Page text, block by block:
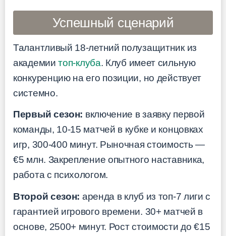
Успешный сценарий
Талантливый 18-летний полузащитник из
академиитоп-клуба. Клуб имеет сильную
конкуренцию на его позиции, но действует
системно.
Первый сезон: включение в заявку первой
команды, 10-15 матчей в кубке и концовках
игр, 300-400 минут. Рыночная стоимость —
€5 млн. Закрепление опытного наставника,
работа с психологом.
Второй сезон: аренда в клуб из топ-7 лиги с
гарантией игрового времени. 30+ матчей в
основе, 2500+ минут. Рост стоимости до €15